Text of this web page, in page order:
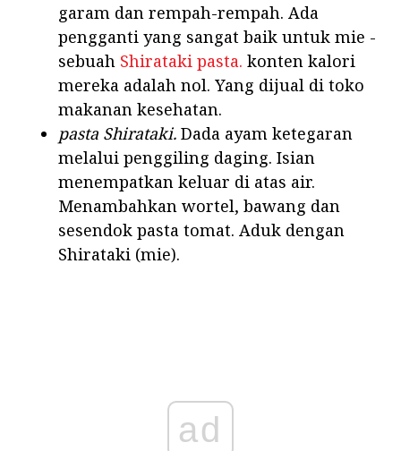
garam dan rempah-rempah. Ada
pengganti yang sangat baik untuk mie -
sebuah Shirataki pasta. konten kalori
mereka adalah nol. Yang dijual di toko
makanan kesehatan.
pasta Shirataki. Dada ayam ketegaran
melalui penggiling daging. Isian
menempatkan keluar di atas air.
Menambahkan wortel, bawang dan
sesendok pasta tomat. Aduk dengan
Shirataki (mie).
ad